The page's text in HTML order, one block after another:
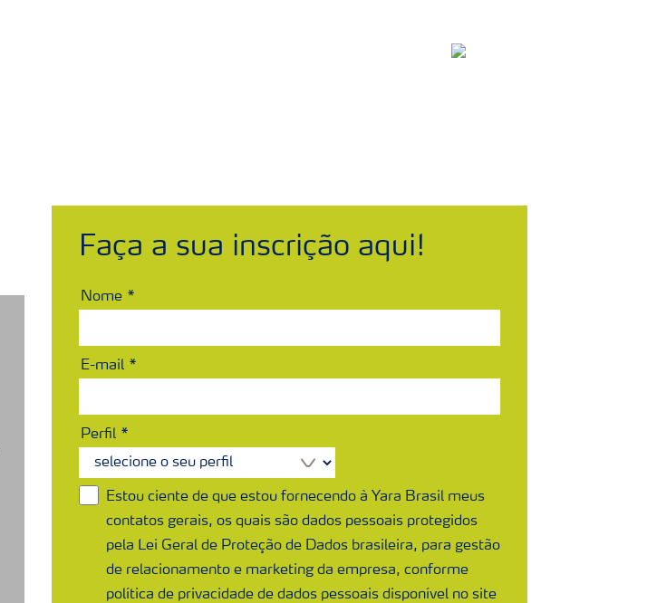
Faça a sua inscrição aqui!
Nome
E-mail
Perfil
Estou ciente de que estou fornecendo à Yara Brasil meus
contatos gerais, os quais são dados pessoais protegidos
pela Lei Geral de Proteção de Dados brasileira, para gestão
de relacionamento e marketing da empresa, conforme
política de privacidade de dados pessoais disponível no site